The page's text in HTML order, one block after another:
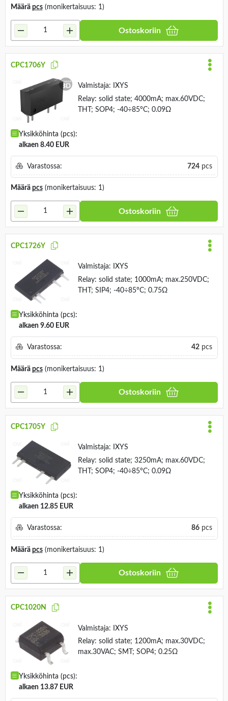
Määrä pcs(monikertaisuus: 1)
Ostoskoriin
CPC1706Y
Valmistaja:
IXYS
Relay: solid state; 4000mA; max.60VDC;
THT; SOP4; -40÷85°C; 0.09Ω
Yksikköhinta (pcs):
alkaen 8.40 EUR
Varastossa: 724pcs
Määrä pcs(monikertaisuus: 1)
Ostoskoriin
CPC1726Y
Valmistaja:
IXYS
Relay: solid state; 1000mA; max.250VDC;
THT; SIP4; -40÷85°C; 0.75Ω
Yksikköhinta (pcs):
alkaen 9.60 EUR
Varastossa: 42pcs
Määrä pcs(monikertaisuus: 1)
Ostoskoriin
CPC1705Y
Valmistaja:
IXYS
Relay: solid state; 3250mA; max.60VDC;
THT; SOP4; -40÷85°C; 0.09Ω
Yksikköhinta (pcs):
alkaen 12.85 EUR
Varastossa: 86pcs
Määrä pcs(monikertaisuus: 1)
Ostoskoriin
CPC1020N
Valmistaja:
IXYS
Relay: solid state; 1200mA; max.30VDC;
max.30VAC; SMT; SOP4; 0.25Ω
Yksikköhinta (pcs):
alkaen 13.87 EUR